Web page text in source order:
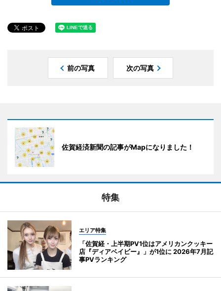
前の写真 次の写真
佐賀経済新聞の記事がMapになりました！
特集
エリア特集
「佐賀経・上半期PV1位はアメリカンクッキー
店『ディアベイビー』」が1位に 2026年7月記
事PVランキング